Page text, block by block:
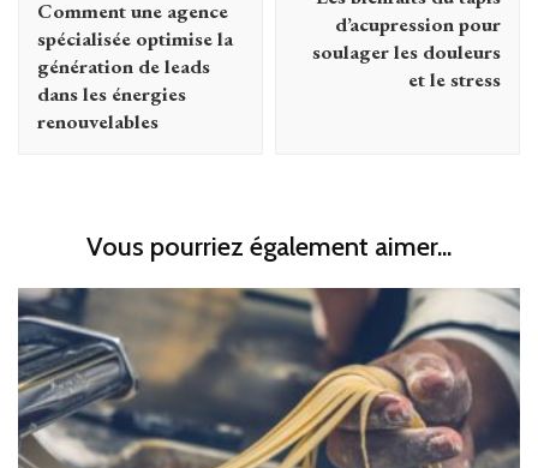
Comment une agence
spécialisée optimise la
génération de leads
dans les énergies
renouvelables
d’acupression pour
soulager les douleurs
et le stress
Vous pourriez également aimer...